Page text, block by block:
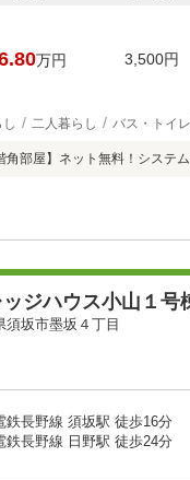
万円 3,500円
二人暮らし バス・トイ
角部屋】ネット無料！システ
ッジハウス小山１号
須坂市墨坂４丁目
鉄長野線 須坂駅 徒歩16分
鉄長野線 日野駅 徒歩24分